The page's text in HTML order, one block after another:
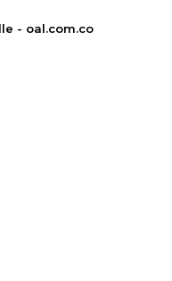
- oal.com.co